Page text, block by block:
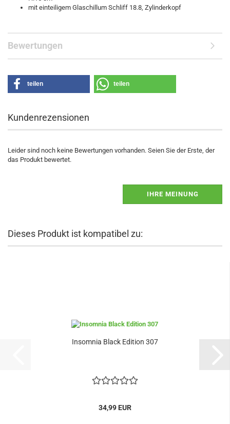
mit einteiligem Glaschillum Schliff 18.8, Zylinderkopf
Bewertungen
teilen teilen
Kundenrezensionen
Leider sind noch keine Bewertungen vorhanden. Seien Sie der Erste, der
das Produkt bewertet.
IHRE MEINUNG
Dieses Produkt ist kompatibel zu:
Insomnia Black Edition 307
34,99 EUR